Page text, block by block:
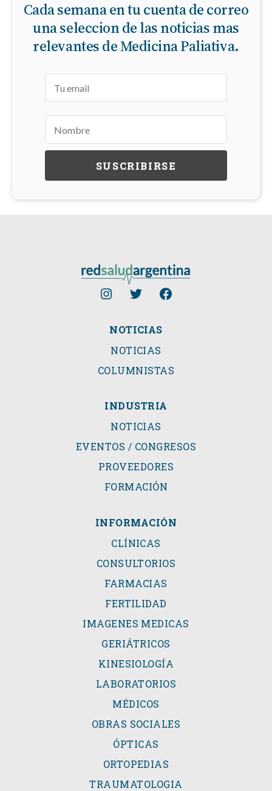
Cada semana en tu cuenta de correo
una seleccion de las noticias mas
relevantes de Medicina Paliativa.
NOTICIAS
NOTICIAS
COLUMNISTAS
INDUSTRIA
NOTICIAS
EVENTOS / CONGRESOS
PROVEEDORES
FORMACIÓN
INFORMACIÓN
CLÍNICAS
CONSULTORIOS
FARMACIAS
FERTILIDAD
IMAGENES MEDICAS
GERIÁTRICOS
KINESIOLOGÍA
LABORATORIOS
MÉDICOS
OBRAS SOCIALES
ÓPTICAS
ORTOPEDIAS
TRAUMATOLOGIA